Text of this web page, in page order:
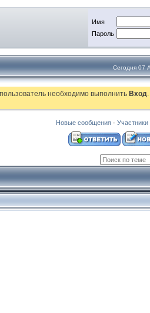
Имя
Пароль
Сегодня 07
необходимо выполнить Вход
Новые сообщения · Участники